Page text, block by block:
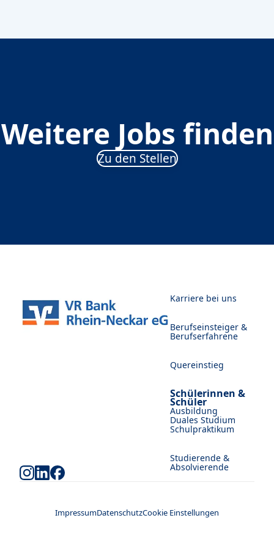
Weitere Jobs finden
Zu den Stellen
Karriere bei uns
Berufseinsteiger &
Berufserfahrene
Quereinstieg
Schülerinnen &
Schüler
Ausbildung
Duales Studium
Schulpraktikum
Studierende &
Absolvierende
ImpressumDatenschutzCookie Einstellungen